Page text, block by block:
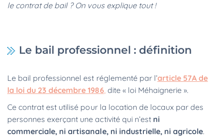
le contrat de bail ? On vous explique tout !
Le bail professionnel : définition
Le bail professionnel est réglementé par l’article 57A de
la loi du 23 décembre 1986,dite « loi Méhaignerie ».
Ce contrat est utilisé pour la location de locaux par des
personnes exerçant une activité qui n’est ni
commerciale, ni artisanale, ni industrielle, ni agricole.